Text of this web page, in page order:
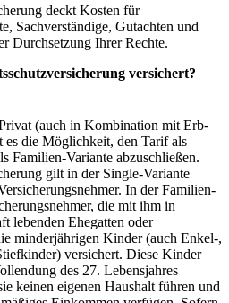
deckt Kosten für
Sachverständige, Gutachten und
Durchsetzung Ihrer Rechte.
versichert?
(auch in Kombination mit Erb-
es die Möglichkeit, den Tarif als
Familien-Variante abzuschließen.
gilt in der Single-Variante
In der Familien-
die mit ihm in
lebenden Ehegatten oder
minderjährigen Kinder (auch Enkel-,
versichert. Diese Kinder
des 27. Lebensjahres
keinen eigenen Haushalt führen und